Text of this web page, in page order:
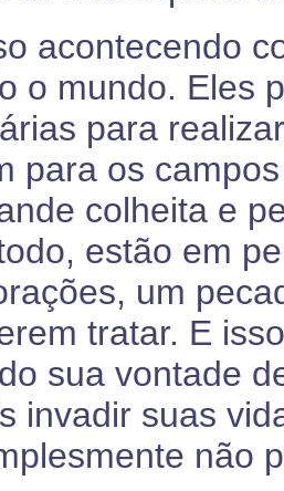
acontecendo
o mundo. Eles
para
para os
colheita e
estão em
um
tratar. E
sua vontade
invadir suas
não